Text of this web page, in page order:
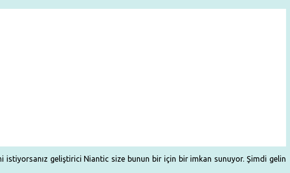
istiyorsanız geliştirici Niantic size bunun bir için bir imkan sunuyor. Şimdi gelin